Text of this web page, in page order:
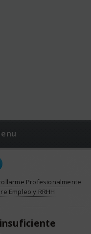
Profesionalmente
Empleo y RRHH